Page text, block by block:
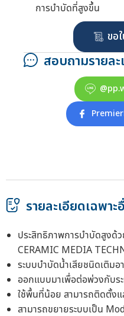
การบำบัดที่สูงขึ้น
ขอ
สอบถามรายล
รายละเอียดเฉพา
ประสิทธิภาพการบำบัดสูงด้
CERAMIC MEDIA
ระบบบำบัดน้ำเสียชนิดเติม
ออกแบบมาเพื่อต่อพ่วงกับร
ใช้พื้นที่น้อย สามารถติดตั้งแ
สามารถขยายระบบเป็น